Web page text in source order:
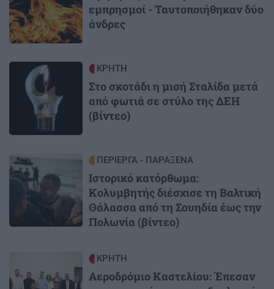
εμπρησμοί - Ταυτοποιήθηκαν δύο
άνδρες
Image ΚΡΗΤΗ
Στο σκοτάδι η μισή Σταλίδα μετά
από φωτιά σε στύλο της ΔΕΗ
(βίντεο)
Image ΠΕΡΙΕΡΓΑ - ΠΑΡΑΞΕΝΑ
Ιστορικό κατόρθωμα:
Κολυμβητής διέσχισε τη Βαλτική
Θάλασσα από τη Σουηδία έως την
Πολωνία (βίντεο)
ΚΡΗΤΗ
Αεροδρόμιο Καστελίου: Έπεσαν